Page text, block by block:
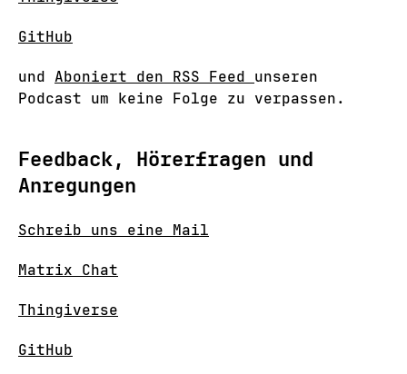
GitHub
und Aboniert den RSS Feed unseren
Podcast um keine Folge zu verpassen.
Feedback, Hörerfragen und
Anregungen
Schreib uns eine Mail
Matrix Chat
Thingiverse
GitHub